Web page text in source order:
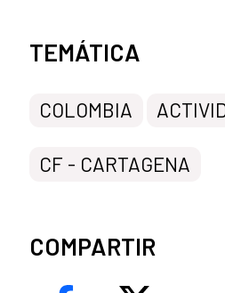
Categorías de la noticia
TEMÁTICA
COLOMBIA
CF - CARTAGENA
COMPARTIR